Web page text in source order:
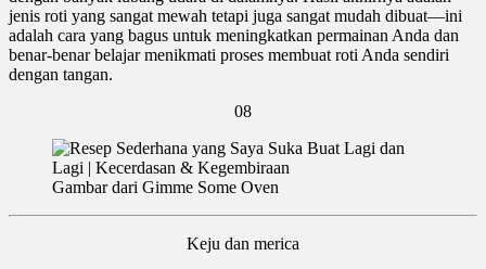
jenis roti yang sangat mewah tetapi juga sangat mudah dibuat—ini
adalah cara yang bagus untuk meningkatkan permainan Anda dan
benar-benar belajar menikmati proses membuat roti Anda sendiri
dengan tangan.
08
Gambar dari Gimme Some Oven
Keju dan merica